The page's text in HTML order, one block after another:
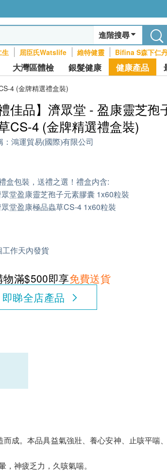
進階搜尋
生 屈臣氏Watslife 維特健靈 Bifina S森下仁
大灣區體檢 銀髮健康 健康產品
4 (金牌精選禮盒裝)
禮佳品】濟眾堂 - 盈康靈芝孢
CS-4 (金牌精選禮盒裝)
鴻運貿易(國際)有限公司
盒包裝，送禮之選！禮盒内含:
堂盈康靈芝孢子元素膠囊 1x60粒裝
堂盈康極品蟲草CS-4 1x60粒裝
工作天內發貨
物滿$500即享免費送貨
即睇全店產品
成。本品具益氣強壯、養心安神、止咳平喘
神疲乏力，久咳氣喘。